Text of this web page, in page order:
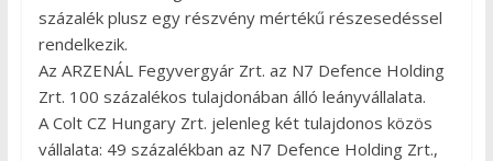
százalék plusz egy részvény mértékű részesedéssel
rendelkezik.
Az ARZENÁL Fegyvergyár Zrt. az N7 Defence Holding
Zrt. 100 százalékos tulajdonában álló leányvállalata.
A Colt CZ Hungary Zrt. jelenleg két tulajdonos közös
vállalata: 49 százalékban az N7 Defence Holding Zrt.,